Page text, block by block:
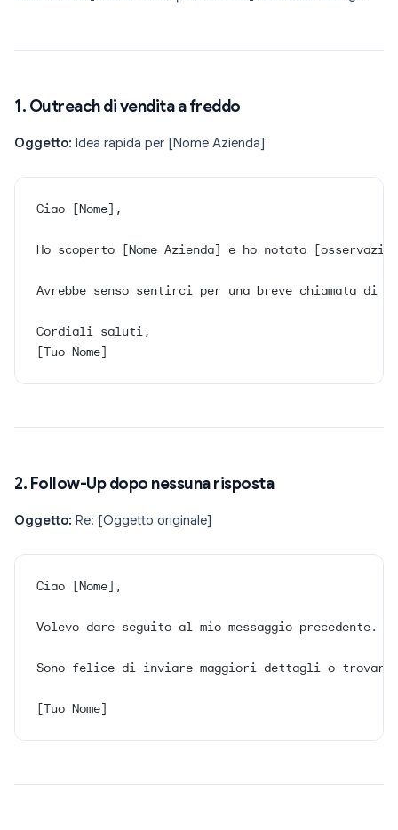
1. Outreach di vendita a freddo
Oggetto: Idea rapida per [Nome Azienda]
Ciao [Nome],
Ho scoperto [Nome Azienda] e ho notato
Avrebbe senso sentirci per una breve chiamata di
Cordiali saluti,
[Tuo Nome]
2. Follow-Up dopo nessuna risposta
Oggetto: Re: [Oggetto originale]
Ciao [Nome],
Volevo dare seguito al mio messaggio precedente.
Sono felice di inviare maggiori dettagli o trovare
[Tuo Nome]